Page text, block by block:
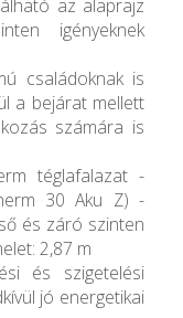
az alaprajz
igényeknek
családoknak is
a bejárat mellett
számára is
téglafalazat -
30 Aku Z) -
és záró szinten
2,87 m
és szigetelési
jó energetikai